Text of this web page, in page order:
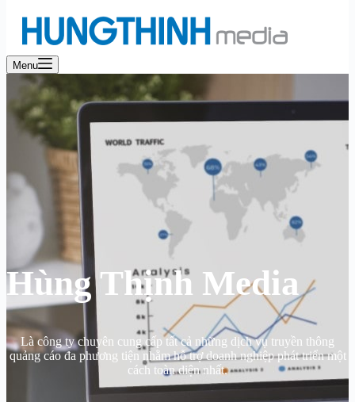
Menu
Hùng Thịnh Media
Là công ty chuyên cung cấp tất cả những dịch vụ truyền thông
quảng cáo đa phương tiện nhằm hỗ trợ doanh nghiệp phát triển một
cách toàn diện nhất.